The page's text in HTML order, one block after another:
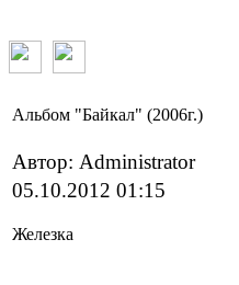
Альбом "Байкал" (2006г.)
Автор: Administrator
05.10.2012 01:15
Железка